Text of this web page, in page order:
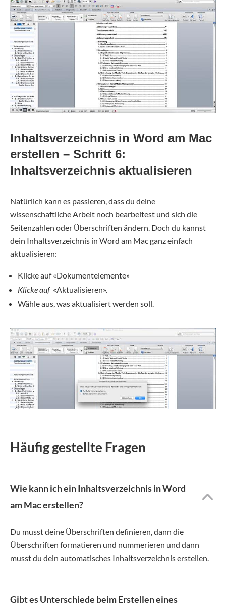
Inhaltsverzeichnis in Word am Mac
erstellen – Schritt 6:
Inhaltsverzeichnis aktualisieren
Natürlich kann es passieren, dass du deine
wissenschaftliche Arbeit noch bearbeitest und sich die
Seitenzahlen oder Überschriften ändern. Doch du kannst
dein Inhaltsverzeichnis in Word am Mac ganz einfach
aktualisieren:
Klicke auf «Dokumentelemente»
Klicke auf «Aktualisieren».
Wähle aus, was aktualisiert werden soll.
Häufig gestellte Fragen
Wie kann ich ein Inhaltsverzeichnis in Word
am Mac erstellen?
Du musst deine Überschriften definieren, dann die
Überschriften formatieren und nummerieren und dann
musst du dein automatisches Inhaltsverzeichnis erstellen.
Gibt es Unterschiede beim Erstellen eines